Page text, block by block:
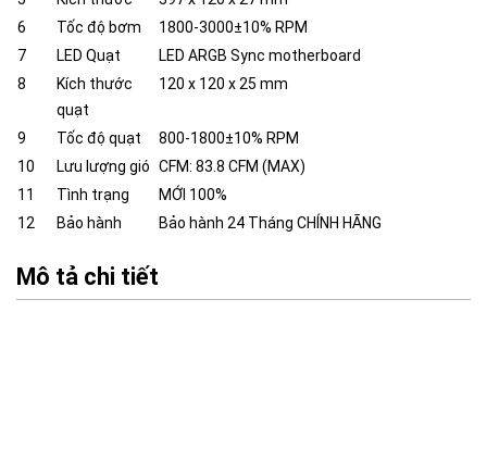
6
Tốc độ bơm
1800-3000±10% RPM
7
LED Quạt
LED ARGB Sync motherboard
8
Kích thước
quạt
120 x 120 x 25 mm
9 Tốc độ quạt
800-1800±10% RPM
10
Lưu lượng gió CFM: 83.8 CFM (MAX)
11
Tình trạng
MỚI 100%
12
Bảo hành Bảo hành 24 Tháng CHÍNH HÃNG
Mô tả chi tiết